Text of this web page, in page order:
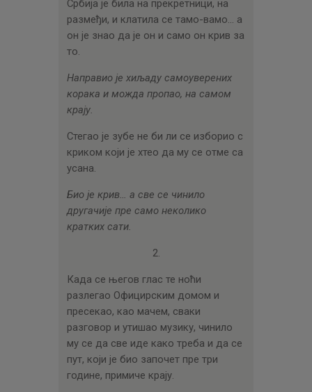
Србија је била на прекретници, на
размеђи, и клатила се тамо-вамо… а
он је знао да је он и само он крив за
то.
Направио је хиљаду самоуверених
корака и можда пропао, на самом
крају.
Стегао је зубе не би ли се изборио с
криком који је хтео да му се отме са
усана.
Био је крив… а све се чинило
другачије пре само неколико
кратких сати.
2.
Када се његов глас те ноћи
разлегао Официрским домом и
пресекао, као мачем, сваки
разговор и утишао музику, чинило
му се да све иде како треба и да се
пут, који је био започет пре три
године, примиче крају.